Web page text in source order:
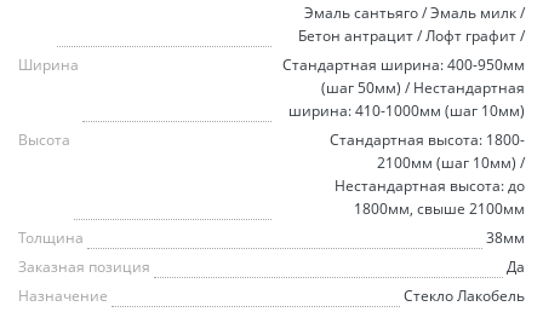
Эмаль сантьяго / Эмаль милк /
Бетон антрацит / Лофт графит /
Ширина
Стандартная ширина: 400-950мм
(шаг 50мм) / Нестандартная
ширина: 410-1000мм (шаг 10мм)
Высота
Стандартная высота: 1800-
2100мм (шаг 10мм) /
Нестандартная высота: до
1800мм, свыше 2100мм
Толщина
38мм
Заказная позиция
Да
Назначение
Стекло Лакобель